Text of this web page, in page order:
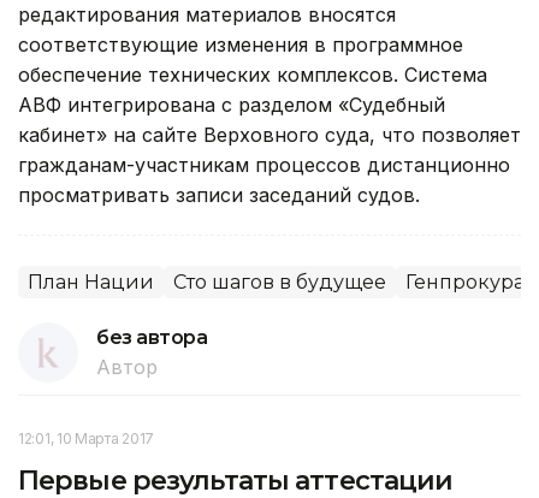
редактирования материалов вносятся
соответствующие изменения в программное
обеспечение технических комплексов. Система
АВФ интегрирована с разделом «Судебный
кабинет» на сайте Верховного суда, что позволяет
гражданам-участникам процессов дистанционно
просматривать записи заседаний судов.
План Нации Сто шагов в будущее
без автора
Автор
12:01, 10 Марта 2017
Первые результаты аттестации